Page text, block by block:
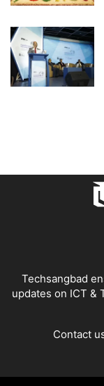
Techsangbad
updates on ICT &
Contact